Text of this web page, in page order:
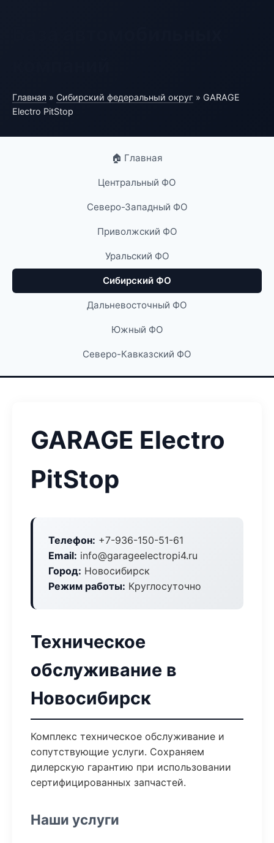
Главная » Сибирский федеральный округ » GARAGE
Electro PitStop
🏠 Главная
Центральный ФО
Северо-Западный ФО
Приволжский ФО
Уральский ФО
Сибирский ФО
Дальневосточный ФО
Южный ФО
Северо-Кавказский ФО
GARAGE Electro
PitStop
Телефон: +7-936-150-51-61
Email: info@garageelectropi4.ru
Город: Новосибирск
Режим работы: Круглосуточно
Техническое
обслуживание в
Новосибирск
Комплекс техническое обслуживание и
сопутствующие услуги. Сохраняем
дилерскую гарантию при использовании
сертифицированных запчастей.
Наши услуги